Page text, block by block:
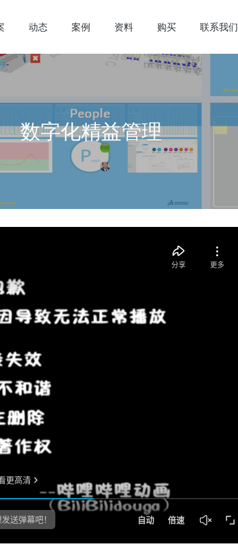
动态 案例 资料 购买 联系我们
数字化精益管理